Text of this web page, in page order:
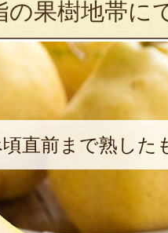
果樹地帯に
直前まで熟した